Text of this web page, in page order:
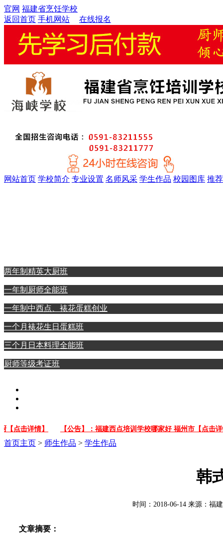
官网 福建省烹饪学校
返回首页 手机网站 在线报名
网站首页 学校简介 专业设置 名师风采 学生作品 校园图库 推
两年制精英大厨班
一年制厨师全能班
一年制中西点、裱花蛋糕创业
一个月裱花生日蛋糕班
三个月日本料理全能班
厨师等级考证班
击详情】 【公告】：福建西点培训学校哪家好 福州市【点击详情】
首页主页 > 师生作品 > 学生作品
韩
时间：2018-06-14 来源：
文章摘要：